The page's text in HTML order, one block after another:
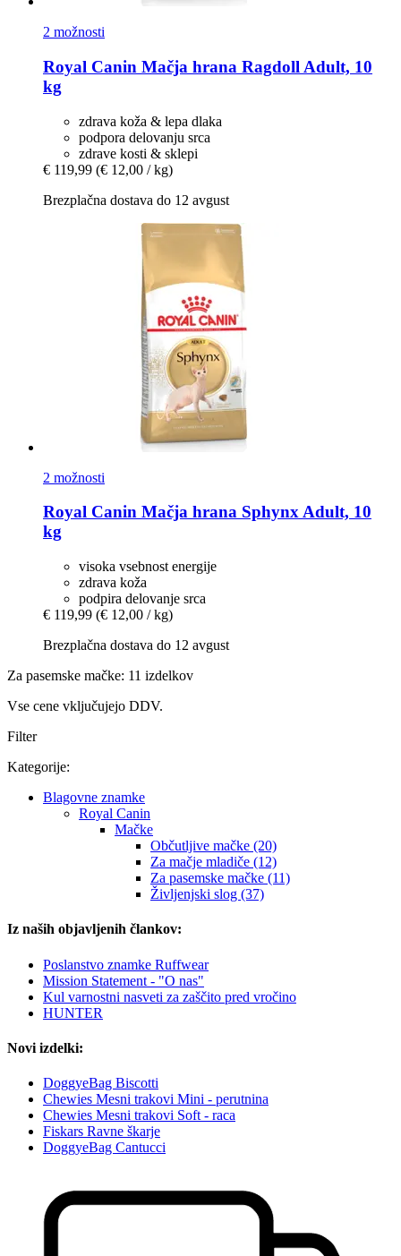
2 možnosti
Royal Canin Mačja hrana Ragdoll Adult, 10
kg
zdrava koža & lepa dlaka
podpora delovanju srca
zdrave kosti & sklepi
€ 119,99 (€ 12,00 / kg)
Brezplačna dostava do 12 avgust
2 možnosti
Royal Canin Mačja hrana Sphynx Adult, 10
kg
visoka vsebnost energije
zdrava koža
podpira delovanje srca
€ 119,99 (€ 12,00 / kg)
Brezplačna dostava do 12 avgust
Za pasemske mačke: 11 izdelkov
Vse cene vključujejo DDV.
Filter
Kategorije:
Blagovne znamke
Royal Canin
Mačke
Občutljive mačke (20)
Za mačje mladiče (12)
Za pasemske mačke (11)
Življenjski slog (37)
Iz naših objavljenih člankov:
Poslanstvo znamke Ruffwear
Mission Statement - "O nas"
Kul varnostni nasveti za zaščito pred vročino
HUNTER
Novi izdelki:
DoggyeBag Biscotti
Chewies Mesni trakovi Mini - perutnina
Chewies Mesni trakovi Soft - raca
Fiskars Ravne škarje
DoggyeBag Cantucci